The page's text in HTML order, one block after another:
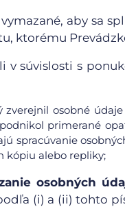
aby sa
ktorému
v súvislosti s
zverejnil osobné
primerané
spracúvanie
kópiu alebo repliky;
osobných
(i) a (ii) tohto